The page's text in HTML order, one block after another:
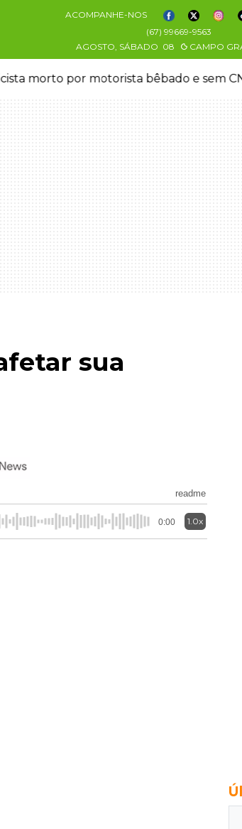
ACOMPANHE-NOS
(67) 99669-9563
AGOSTO, SÁBADO 08 CAMPO
morto por motorista bêbado e sem
sua
readme
0:00 1.0x